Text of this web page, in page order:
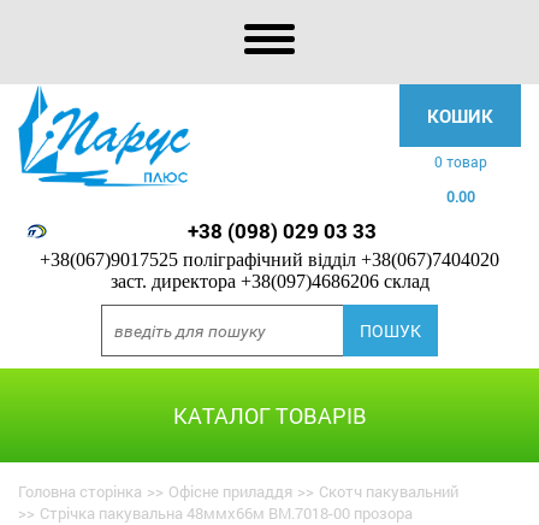
КОШИК
0 товар
0.00
+38 (098) 029 03 33
+38(067)9017525 поліграфічний відділ +38(067)7404020
заст. директора +38(097)4686206 склад
КАТАЛОГ ТОВАРІВ
Головна сторінка >> Офісне приладдя >> Скотч пакувальний
>> Стрічка пакувальна 48ммx66м BM.7018-00 прозора